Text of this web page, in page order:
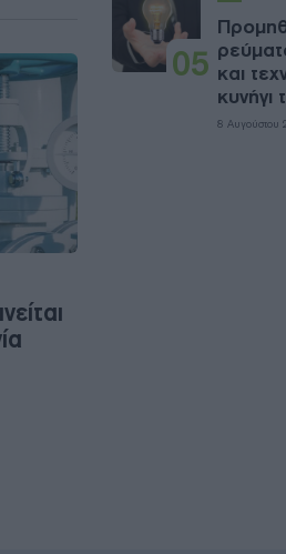
05 και
8 Αυγούστου